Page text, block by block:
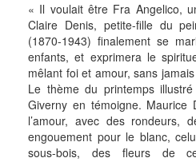
« Il voulait être Fra Angelico,
Claire Denis, petite-fille du
(1870-1943) finalement se
enfants, et exprimera le
mêlant foi et amour, sans
Le thème du printemps
Giverny en témoigne.
l’amour, avec des rondeurs,
engouement pour le blanc,
sous-bois, des fleurs de